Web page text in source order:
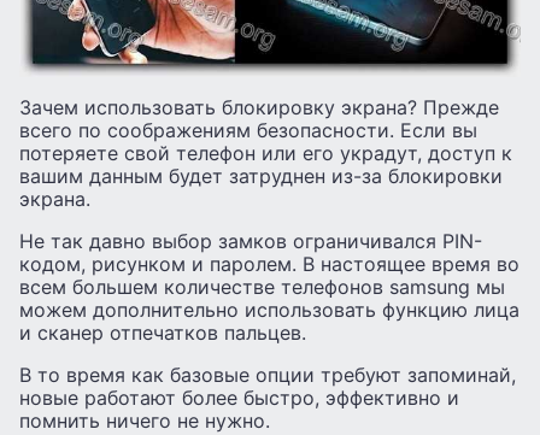
Зачем использовать блокировку экрана? Прежде
всего по соображениям безопасности. Если вы
потеряете свой телефон или его украдут, доступ к
вашим данным будет затруднен из-за блокировки
экрана.
Не так давно выбор замков ограничивался PIN-
кодом, рисунком и паролем. В настоящее время во
всем большем количестве телефонов samsung мы
можем дополнительно использовать функцию лица
и сканер отпечатков пальцев.
В то время как базовые опции требуют запоминай,
новые работают более быстро, эффективно и
помнить ничего не нужно.